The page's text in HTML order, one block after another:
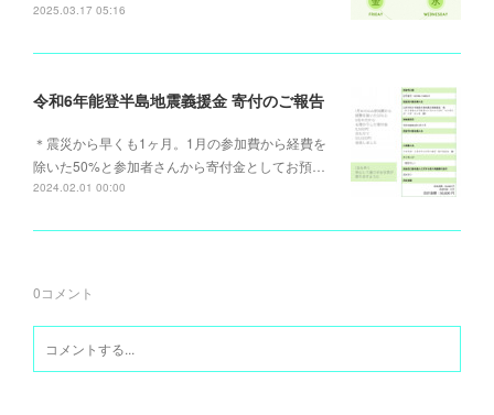
2025.03.17 05:16
令和6年能登半島地震義援金 寄付のご報告
＊震災から早くも1ヶ月。1月の参加費から経費を
除いた50%と参加者さんから寄付金としてお預…
2024.02.01 00:00
0コメント